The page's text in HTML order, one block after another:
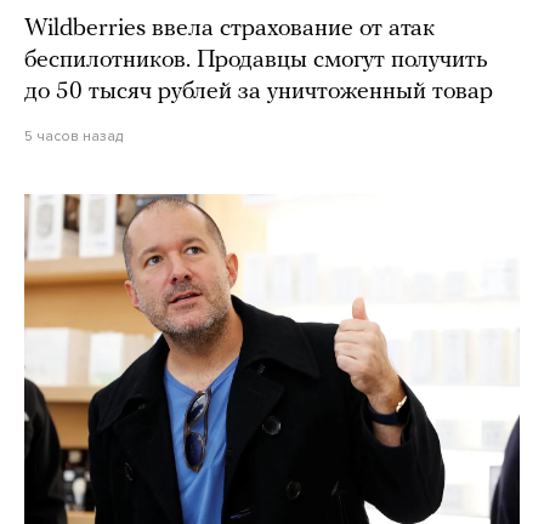
Wildberries ввела страхование от атак
беспилотников. Продавцы смогут получить
до 50 тысяч рублей за уничтоженный товар
5 часов назад